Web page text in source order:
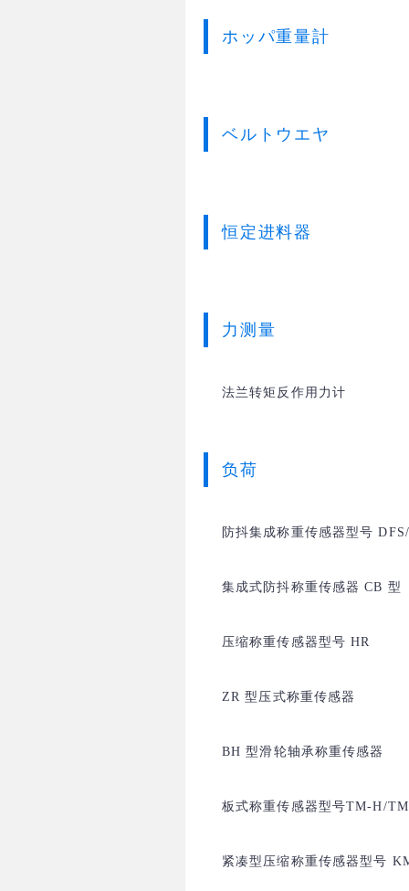
ホッパ重量計
ベルトウエヤ
恒定进料器
力测量
法兰转矩反作用力计
负荷
防抖集成称重传感器型号
集成式防抖称重传感器 CB 型
压缩称重传感器型号 HR
ZR 型压式称重传感器
BH 型滑轮轴承称重传感器
板式称重传感器型号TM-H/
紧凑型压缩称重传感器型号